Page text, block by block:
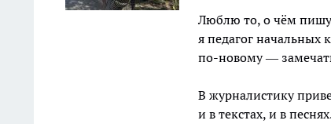
Люблю то, о чём
я педагог начальных
по-новому —
В журналистику
и в текстах, и в